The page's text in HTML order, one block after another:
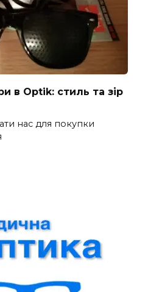
в Optik: стиль та зір
нас для покупки